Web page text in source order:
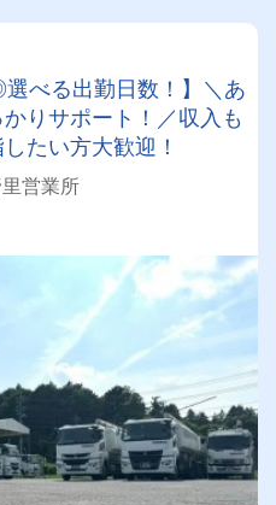
べる出勤日数！】＼あ
りサポート！／収入も
たい方大歓迎！
営業所